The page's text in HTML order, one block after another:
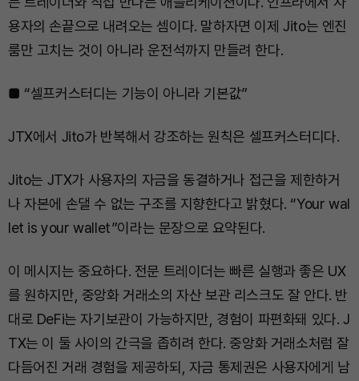
용자의 손끝으로 내려오는 셈이다. 말하자면 이제 Jito는 엔진
룸만 고치는 것이 아니라 운전석까지 만들려 한다.
■ “셀프커스터디는 기능이 아니라 기본값”
JTX에서 Jito가 반복해서 강조하는 원칙은 셀프커스터디다.
Jito는 JTX가 사용자의 자금을 동결하거나 접근을 제한하거
나 자본에 손댈 수 없는 구조를 지향한다고 밝혔다. “Your wal
let is your wallet”이라는 문장으로 요약된다.
이 메시지는 중요하다. 전문 트레이더는 빠른 실행과 좋은 UX
를 원하지만, 중앙화 거래소의 자산 보관 리스크도 잘 안다. 반
대로 DeFi는 자기보관이 가능하지만, 경험이 파편화돼 있다. J
TX는 이 둘 사이의 간극을 좁히려 한다. 중앙화 거래소처럼 잘
다듬어진 거래 경험을 제공하되, 자금 통제권은 사용자에게 남